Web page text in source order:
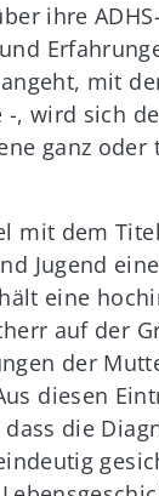
ihre ADHS-
mit
, wird sich
ganz oder
mit dem
Jugend
eine
auf der
der
diesen
die